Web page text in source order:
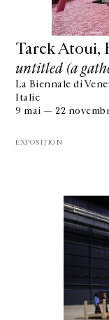
Tarek Atoui,
untitled (a
La Biennale di
Italie
9 mai — 22
EXPOSITION